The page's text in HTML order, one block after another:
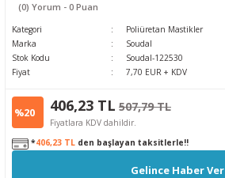
(0) Yorum - 0 Puan
Kategori
Poliüretan Mastikler
Marka
Soudal
Stok Kodu
Soudal-122530
Fiyat
7,70 EUR + KDV
%20 406,23 TL 507,79 TL
Fiyatlara KDV dahildir.
*406,23 TL den başlayan taksitlerle!!
Gelince Haber Ver